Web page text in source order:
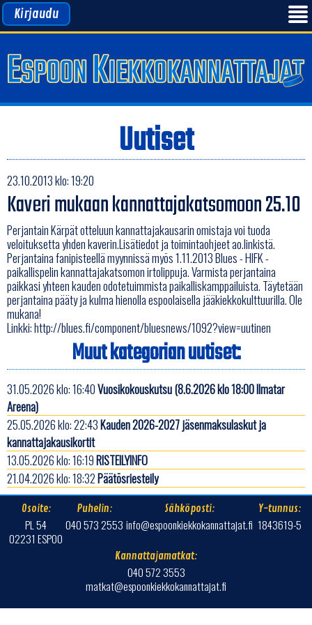
Kirjaudu
Uutiset
23.10.2013 klo: 19:20
Kaveri mukaan kannattajakatsomoon 25.10
Perjantain Kärpät otteluun kannattajakausarin omistaja voi tuoda
veloituksetta yhden kaverin.Lisätiedot ja toimintaohjeet ao.linkistä.
Perjantaina fanipisteellä myynnissä myös 1.11.2013 Blues - HIFK -
paikallispelin kannattajakatsomon irtolippuja. Varmista perjantaina
paikkasi yhteen kauden odotetuimmista paikalliskamppailuista. Täytetään
perjantaina pääty ja kulma hienolla espoolaisella jääkiekkokulttuurilla. Ole
mukana!
Linkki:http://blues.fi/component/bluesnews/1092?view=uutinen
Muut kategorian uutiset:
31.05.2026 klo: 16:40Vuosikokouskutsu (8.6.2026 klo 18:00 Ilmatar
Areena)
25.05.2026 klo: 22:43Kauden 2026-2027 jäsenmaksulaskut ja
kannattajakausikortit
13.05.2026 klo: 16:19RISTEILYINFO
21.04.2026 klo: 18:32Päätösriesteily
Osoite:
PL 54
02231 ESPOO
Puhelin:
040 573 2553
Sähköposti:
info@espoonkiekkokannattajat.fi
Y-tunnus:
1843619-5
Kannattajamatkat:
040 572 3553
matkat@espoonkiekkokannattajat.fi